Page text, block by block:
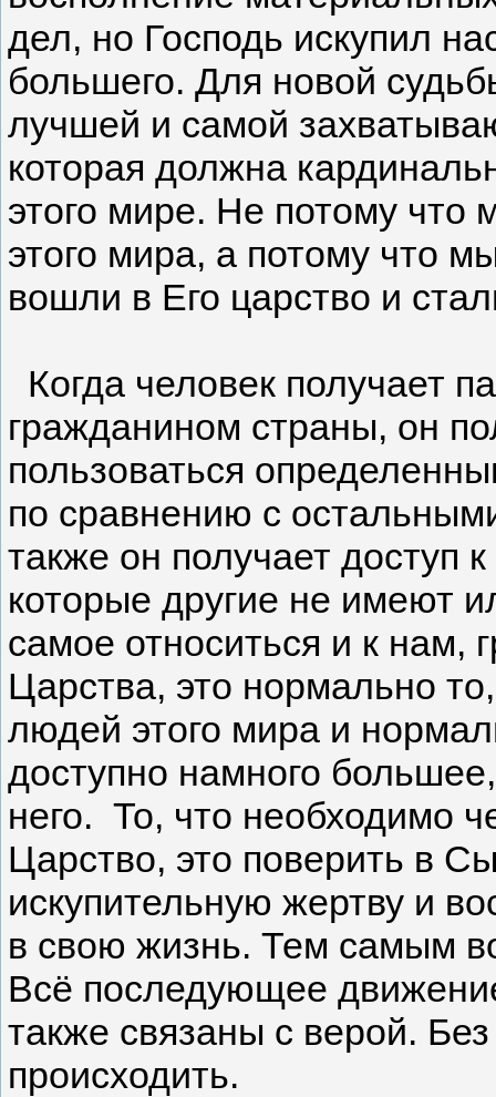
дел, но Господь искупил
большего. Для новой
лучшей и самой
которая должна
этого мире. Не потому
этого мира, а потому что
вошли в Его царство и
Когда человек получает
гражданином страны, он
пользоваться
по сравнению с
также он получает доступ
которые другие не имеют
самое относиться и к нам,
Царства, это нормально
людей этого мира и
доступно намного
него. То, что необходимо
Царство, это поверить в
искупительную жертву и
в свою жизнь. Тем самым
Всё последующее
также связаны с верой.
происходить.